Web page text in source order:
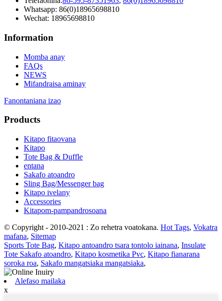
Whatsapp: 86(0)18965698810
Wechat: 18965698810
Information
Momba anay
FAQs
NEWS
Mifandraisa aminay
Fanontaniana izao
Products
Kitapo fitaovana
Kitapo
Tote Bag & Duffle
entana
Sakafo atoandro
Sling Bag/Messenger bag
Kitapo ivelany
Accessories
Kitapom-pampandrosoana
© Copyright - 2010-2021 : Zo rehetra voatokana. Hot Tags, Vokatra
mafana, Sitemap
Sports Tote Bag, Kitapo antoandro tsara tontolo iainana, Insulate
Tote Sakafo atoandro, Kitapo kosmetika Pvc, Kitapo fianarana
soroka roa, Sakafo mangatsiaka mangatsiaka,
Alefaso mailaka
x